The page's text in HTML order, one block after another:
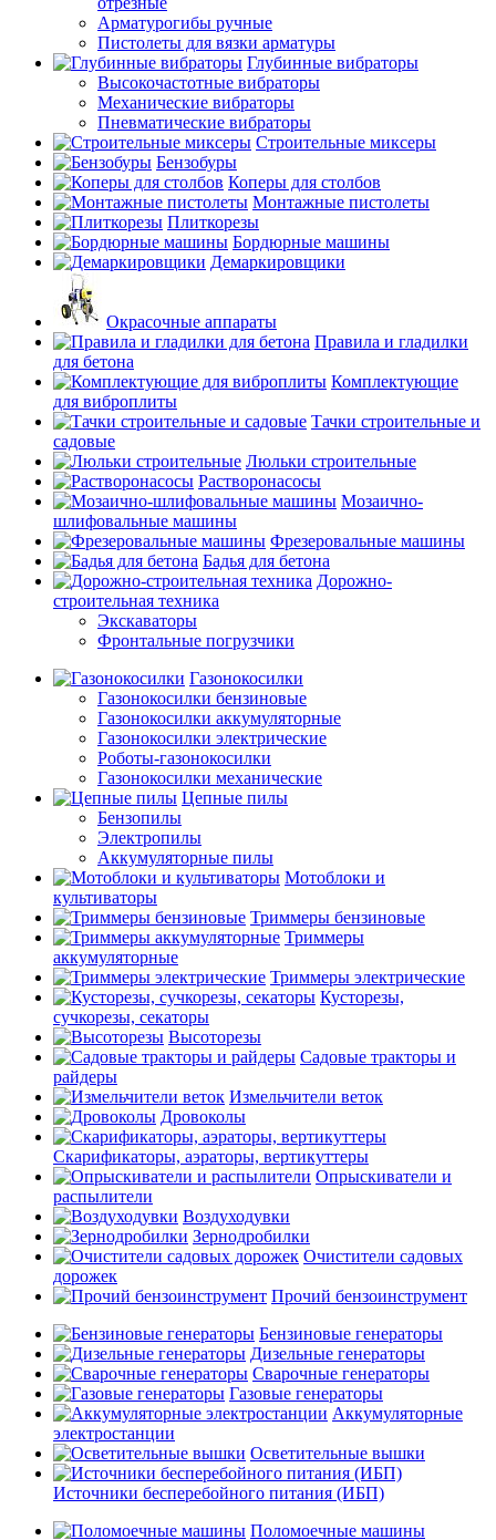
Арматурогибы ручные
Пистолеты для вязки арматуры
Глубинные вибраторы
Высокочастотные вибраторы
Механические вибраторы
Пневматические вибраторы
Строительные миксеры
Бензобуры
Коперы для столбов
Монтажные пистолеты
Плиткорезы
Бордюрные машины
Демаркировщики
Окрасочные аппараты
Правила и гладилки
для бетона
Комплектующие
для виброплиты
Тачки строительные и
садовые
Люльки строительные
Растворонасосы
Мозаично-
шлифовальные машины
Фрезеровальные машины
Бадья для бетона
Дорожно-
строительная техника
Экскаваторы
Фронтальные погрузчики
Газонокосилки
Газонокосилки бензиновые
Газонокосилки аккумуляторные
Газонокосилки электрические
Роботы-газонокосилки
Газонокосилки механические
Цепные пилы
Бензопилы
Электропилы
Аккумуляторные пилы
Мотоблоки и
культиваторы
Триммеры бензиновые
Триммеры
аккумуляторные
Триммеры электрические
Кусторезы,
сучкорезы, секаторы
Высоторезы
Садовые тракторы и
райдеры
Измельчители веток
Дровоколы
Скарификаторы, аэраторы, вертикуттеры
Опрыскиватели и
распылители
Воздуходувки
Зернодробилки
Очистители садовых
дорожек
Прочий бензоинструмент
Бензиновые генераторы
Дизельные генераторы
Сварочные генераторы
Газовые генераторы
Аккумуляторные
электростанции
Осветительные вышки
Источники бесперебойного питания (ИБП)
Поломоечные машины